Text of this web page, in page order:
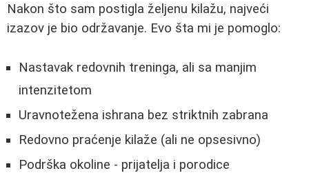
Nakon što sam postigla željenu kilažu, najveći
izazov je bio održavanje. Evo šta mi je pomoglo:
Nastavak redovnih treninga, ali sa manjim
intenzitetom
Uravnotežena ishrana bez striktnih zabrana
Redovno praćenje kilaže (ali ne opsesivno)
Podrška okoline - prijatelja i porodice